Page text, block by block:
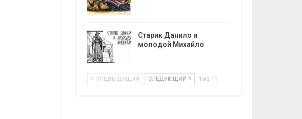
Старик Данило и
молодой Михайло
ПРЕДЫДУЩИЙ СЛЕДУЮЩИЙ 1 из 11